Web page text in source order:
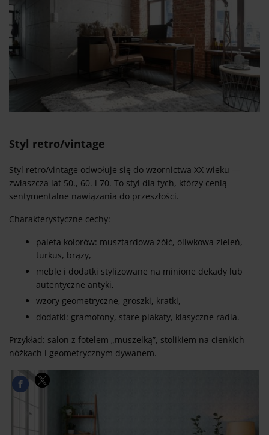
Styl retro/vintage
Styl retro/vintage odwołuje się do wzornictwa XX wieku —
zwłaszcza lat 50., 60. i 70. To styl dla tych, którzy cenią
sentymentalne nawiązania do przeszłości.
Charakterystyczne cechy:
paleta kolorów: musztardowa żółć, oliwkowa zieleń,
turkus, brązy,
meble i dodatki stylizowane na minione dekady lub
autentyczne antyki,
wzory geometryczne, groszki, kratki,
dodatki: gramofony, stare plakaty, klasyczne radia.
Przykład: salon z fotelem „muszelką”, stolikiem na cienkich
nóżkach i geometrycznym dywanem.